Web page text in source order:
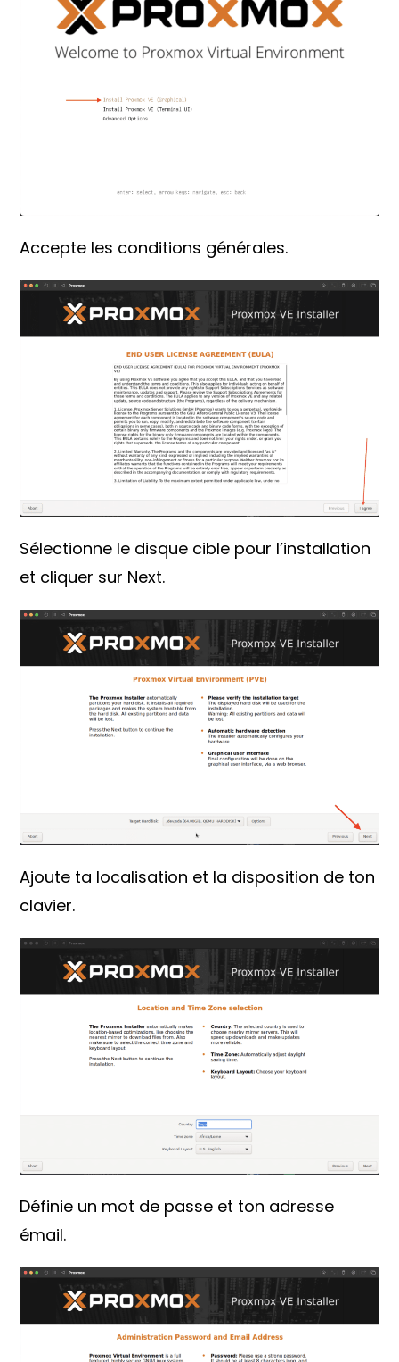
Accepte les conditions générales.
Sélectionne le disque cible pour l’installation
et cliquer sur Next.
Ajoute ta localisation et la disposition de ton
clavier.
Définie un mot de passe et ton adresse
émail.